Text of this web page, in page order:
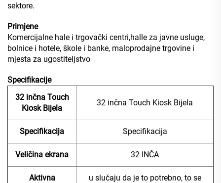
sektore.
Primjene
Komercijalne hale i trgovački centri,halle za javne usluge,
bolnice i hotele, škole i banke, maloprodajne trgovine i
mjesta za ugostiteljstvo
Specifikacije
32 inčna Touch
Kiosk Bijela
32 inčna Touch Kiosk Bijela
Specifikacija Specifikacija
Veličina ekrana 32 INČA
Aktivna
u slučaju da je to potrebno, to se